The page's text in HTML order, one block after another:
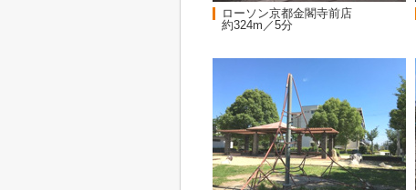
ローソン京都金閣寺前店
約324m／5分